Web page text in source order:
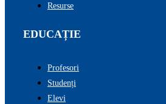
Resurse
EDUCAȚIE
Profesori
Studenți
Elevi